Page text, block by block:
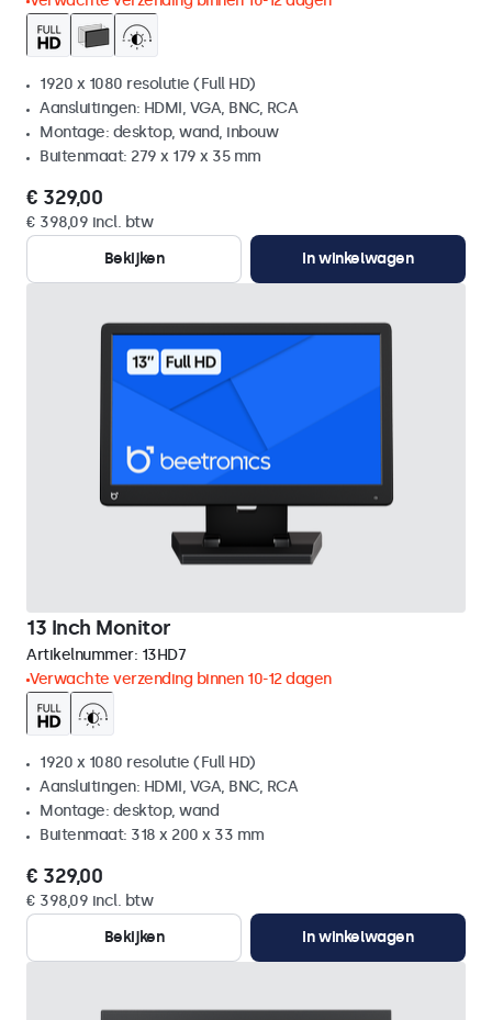
1920 x 1080 resolutie (Full HD)
Aansluitingen: HDMI, VGA, BNC, RCA
Montage: desktop, wand, inbouw
Buitenmaat: 279 x 179 x 35 mm
€ 329,00
€ 398,09 incl. btw
Bekijken
In winkelwagen
13 Inch Monitor
Artikelnummer: 13HD7
Verwachte verzending binnen 10-12 dagen
1920 x 1080 resolutie (Full HD)
Aansluitingen: HDMI, VGA, BNC, RCA
Montage: desktop, wand
Buitenmaat: 318 x 200 x 33 mm
€ 329,00
€ 398,09 incl. btw
Bekijken
In winkelwagen